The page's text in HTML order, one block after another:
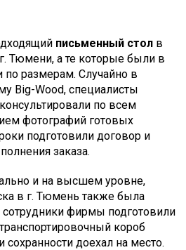
письменный стол в
Тюмени, а те которые были в
по размерам. Случайно в
Big-Wood, специалисты
по всем
фотографий готовых
подготовили договор и
заказа.
и на высшем уровне,
в г. Тюмень также была
сотрудники фирмы подготовили
короб
сохранности доехал на место.